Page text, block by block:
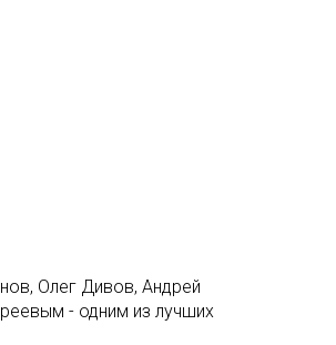
Олег Дивов, Андрей
- одним из лучших